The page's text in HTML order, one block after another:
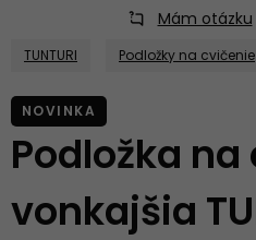
Mám otázku
TUNTURI Podložky na cvičenie
NOVINKA
Podložka
vonkajšia